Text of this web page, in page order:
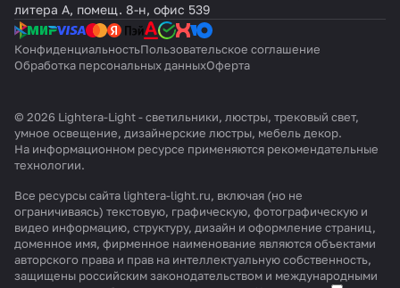
литера А, помещ. 8-н, офис 539
КонфиденциальностьПользовательское соглашение
Обработка персональных данныхОферта
© 2026 Lightera-Light - светильники, люстры, трековый свет,
умное освещение, дизайнерские люстры, мебель декор.
На информационном ресурсе применяются рекомендательные
технологии.
Все ресурсы сайта lightera-light.ru, включая (но не
ограничиваясь) текстовую, графическую, фотографическую и
видео информацию, структуру, дизайн и оформление страниц,
доменное имя, фирменное наименование являются объектами
авторского права и прав на интеллектуальную собственность,
защищены российским законодательством и международными